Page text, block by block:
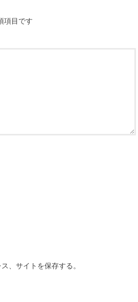
項目です
、サイトを保存する。